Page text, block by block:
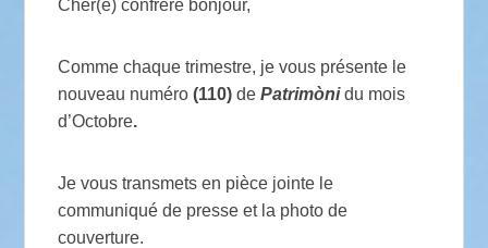
Cher(e) confrère bonjour,
Comme chaque trimestre, je vous présente le
nouveau numéro(110) dePatrimònidu mois
d’Octobre.
Je vous transmets en pièce jointe le
communiqué de presse et la photo de
couverture.